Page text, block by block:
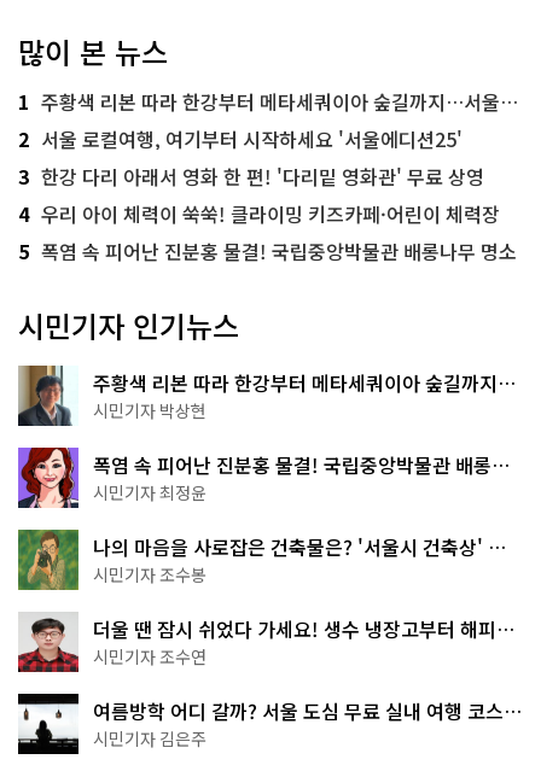
많이 본 뉴스
1 주황색 리본 따라 한강부터 메타세쿼이아 숲길까지…서울둘레길 15코스
2 서울 로컬여행, 여기부터 시작하세요 '서울에디션25'
3 한강 다리 아래서 영화 한 편! '다리밑 영화관' 무료 상영
4 우리 아이 체력이 쑥쑥! 클라이밍 키즈카페·어린이 체력장
5 폭염 속 피어난 진분홍 물결! 국립중앙박물관 배롱나무 명소
시민기자 인기뉴스
주황색 리본 따라 한강부터 메타세쿼이아 숲길까지…
서울둘레길 15코스
시민기자 박상현
폭염 속 피어난 진분홍 물결! 국립중앙박물관 배롱나
무 명소
시민기자 최정윤
나의 마음을 사로잡은 건축물은? '서울시 건축상' 수
상작 공개!
시민기자 조수봉
더울 땐 잠시 쉬었다 가세요! 생수 냉장고부터 해피소
·무더위쉼터까지
시민기자 조수연
여름방학 어디 갈까? 서울 도심 무료 실내 여행 코스
추천
시민기자 김은주